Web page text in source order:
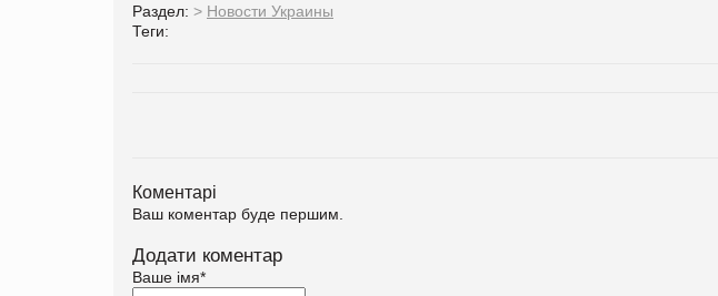
Раздел: > Новости Украины
Теги:
Коментарі
Ваш коментар буде першим.
Додати коментар
Ваше імя*